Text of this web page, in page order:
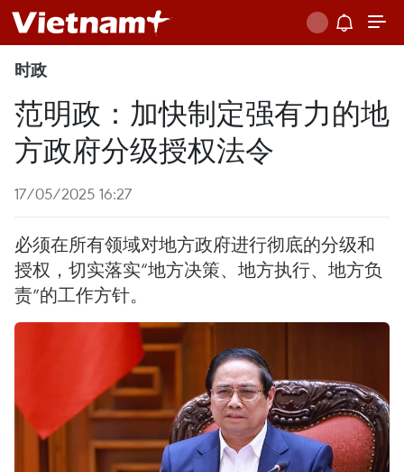
时政
范明政：加快制定强有力的地
方政府分级授权法令
17/05/2025 16:27
必须在所有领域对地方政府进行彻底的分级和
授权，切实落实“地方决策、地方执行、地方负
责”的工作方针。